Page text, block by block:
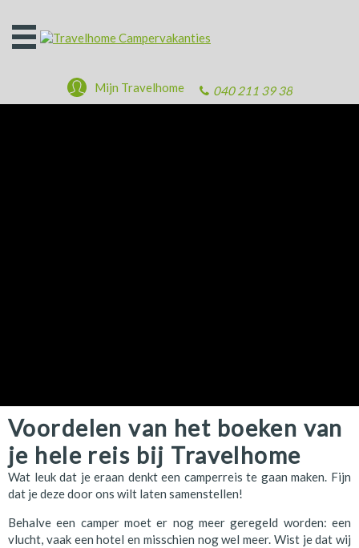
Open
het
040 211 39 38
Mijn Travelhome
Voordelen van het boeken van
je hele reis bij Travelhome
Wat leuk dat je eraan denkt een camperreis te gaan maken. Fijn
dat je deze door ons wilt laten samenstellen!
Behalve een camper moet er nog meer geregeld worden: een
vlucht, vaak een hotel en misschien nog wel meer. Wist je dat wij